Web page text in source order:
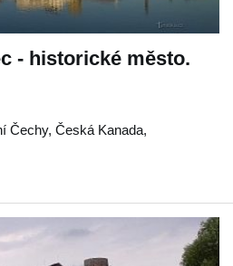
- historické město.
Čechy, Česká Kanada,